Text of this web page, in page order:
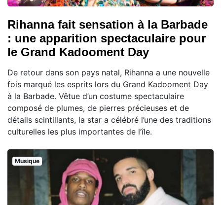
Rihanna fait sensation à la Barbade
: une apparition spectaculaire pour
le Grand Kadooment Day
De retour dans son pays natal, Rihanna a une nouvelle
fois marqué les esprits lors du Grand Kadooment Day
à la Barbade. Vêtue d’un costume spectaculaire
composé de plumes, de pierres précieuses et de
détails scintillants, la star a célébré l’une des traditions
culturelles les plus importantes de l’île.
Musique